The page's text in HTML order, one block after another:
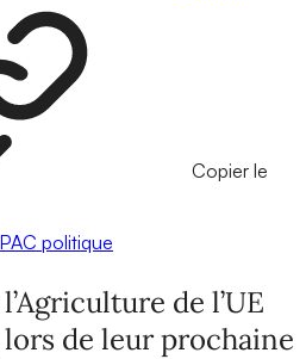
Copier le
PAC politique
de l’UE
de leur prochaine